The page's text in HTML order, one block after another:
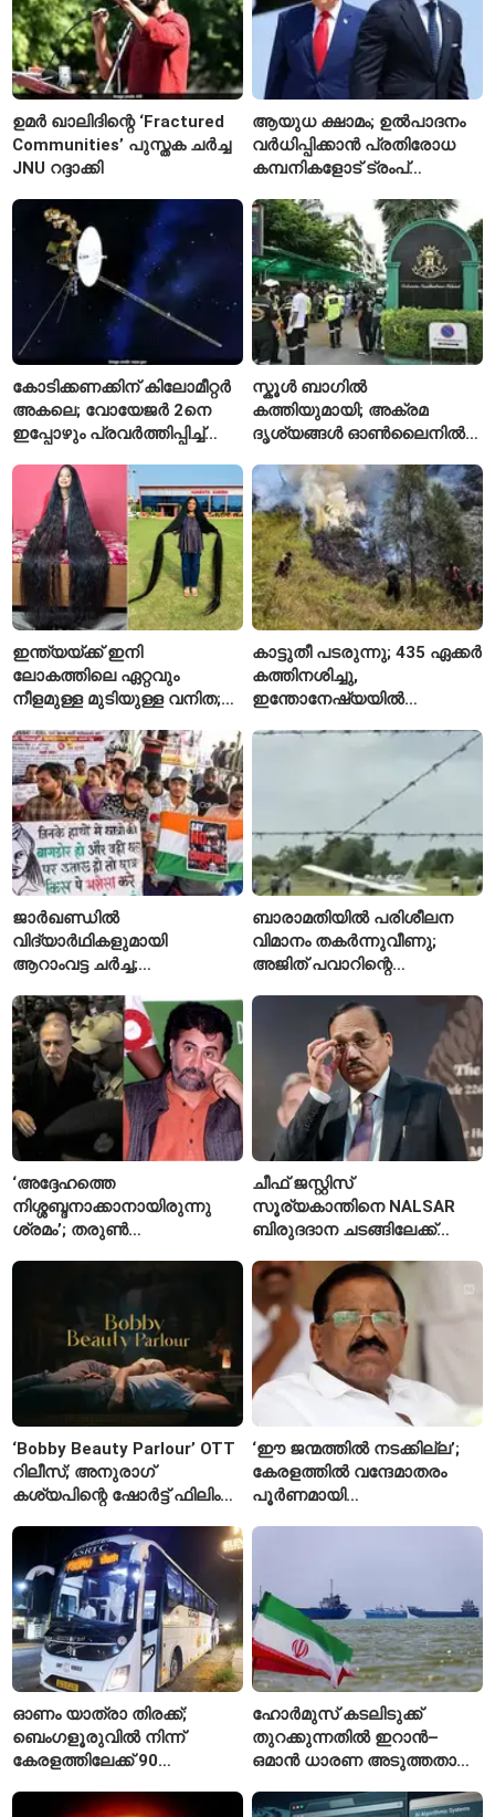
ഉമർ ഖാലിദിന്റെ ‘Fractured
Communities’ പുസ്തക ചർച്ച
JNU റദ്ദാക്കി
ആയുധ ക്ഷാമം; ഉൽപാദനം
വർധിപ്പിക്കാൻ പ്രതിരോധ
കമ്പനികളോട് ട്രംപ്
കോടിക്കണക്കിന് കിലോമീറ്റർ
അകലെ; വോയേജർ 2നെ
ഇപ്പോഴും പ്രവർത്തിപ്പിച്ച്
സ്കൂൾ ബാഗിൽ
കത്തിയുമായി; അക്രമ
ദൃശ്യങ്ങൾ ഓൺലൈനിൽ
കൗമാരക്കാരൻ
ഇന്ത്യയ്ക്ക് ഇനി
ലോകത്തിലെ ഏറ്റവും
നീളമുള്ള മുടിയുള്ള വനിത;
കാട്ടുതീ പടരുന്നു; 435 ഏക്കർ
കത്തിനശിച്ചു,
ഇന്തോനേഷ്യയിൽ
ജാർഖണ്ഡിൽ
വിദ്യാർഥികളുമായി
ആറാംവട്ട ചർച്ച;
ദിവസത്തിലേക്ക്
ബാരാമതിയിൽ പരിശീലന
വിമാനം തകർന്നുവീണു;
അജിത് പവാറിന്റെ
രണ്ടാമത്തെ സംഭവം
‘അദ്ദേഹത്തെ
നിശ്ശബ്ദനാക്കാനായിരുന്നു
ശ്രമം’; തരുണ്‍
കാരണമെന്ന് മകൾ
ചീഫ് ജസ്റ്റിസ്
സൂര്യകാന്തിനെ NALSAR
ബിരുദദാന ചടങ്ങിലേക്ക്
വിദ്യാർഥികളുടെ എതിർപ്പ്
‘Bobby Beauty Parlour’ OTT
റിലീസ്; അനുരാഗ്
കശ്യപിന്റെ ഷോർട്ട് ഫിലിം
‘ഈ ജന്മത്തിൽ നടക്കില്ല’;
കേരളത്തിൽ വന്ദേമാതരം
പൂർണമായി
ഓണം യാത്രാ തിരക്ക്;
ബെംഗളൂരുവിൽ നിന്ന്
കേരളത്തിലേക്ക് 90
ഹോർമുസ് കടലിടുക്ക്
തുറക്കുന്നതിൽ ഇറാൻ–
ഒമാൻ ധാരണ അടുത്തതായി;
ടെഹ്റാൻ